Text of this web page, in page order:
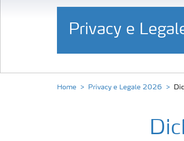
Privacy e
Home Privacy e Legale 2026